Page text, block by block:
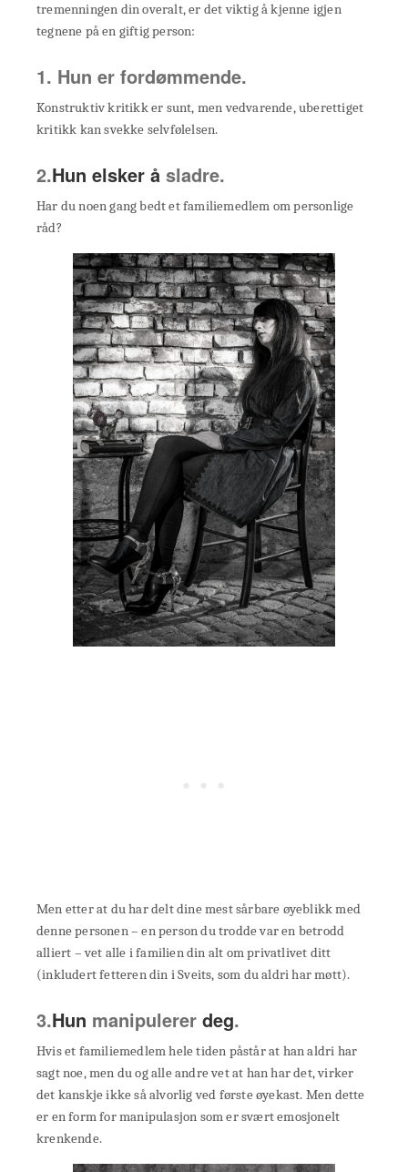
tremenningen din overalt, er det viktig å kjenne igjen
tegnene på en giftig person:
1. Hun er fordømmende.
Konstruktiv kritikk er sunt, men vedvarende, uberettiget
kritikk kan svekke selvfølelsen.
2.Hun elsker å sladre.
Har du noen gang bedt et familiemedlem om personlige
råd?
Men etter at du har delt dine mest sårbare øyeblikk med
denne personen – en person du trodde var en betrodd
alliert – vet alle i familien din alt om privatlivet ditt
(inkludert fetteren din i Sveits, som du aldri har møtt).
3.Hun manipulerer deg.
Hvis et familiemedlem hele tiden påstår at han aldri har
sagt noe, men du og alle andre vet at han har det, virker
det kanskje ikke så alvorlig ved første øyekast. Men dette
er en form for manipulasjon som er svært emosjonelt
krenkende.